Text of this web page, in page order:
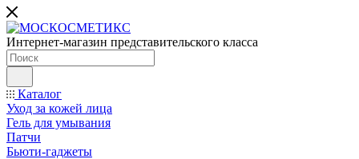
Интернет-магазин представительского класса
Каталог
Уход за кожей лица
Гель для умывания
Патчи
Бьюти-гаджеты